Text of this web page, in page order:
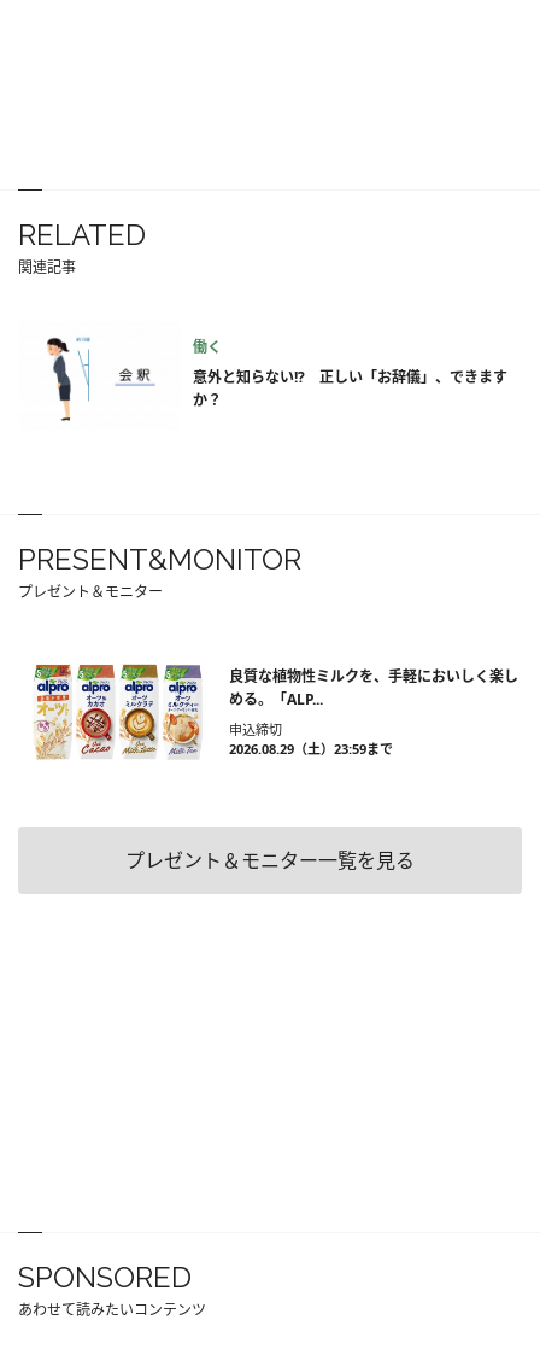
RELATED
関連記事
働く
意外と知らない!? 正しい「お辞儀」、できます
か？
PRESENT&MONITOR
プレゼント＆モニター
良質な植物性ミルクを、手軽においしく楽し
める。「ALP...
申込締切
2026.08.29（土）23:59まで
プレゼント＆モニター一覧を見る
SPONSORED
あわせて読みたいコンテンツ